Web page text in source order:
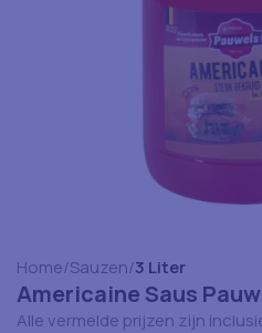
Home Sauzen 3 Liter
Americaine Saus
Alle vermelde prijzen zijn